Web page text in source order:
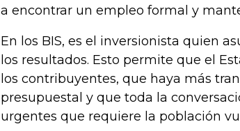
a encontrar un empleo formal y
En los BIS, es el inversionista quien
los resultados. Esto permite que el
los contribuyentes, que haya más
presupuestal y que toda la
urgentes que requiere la población